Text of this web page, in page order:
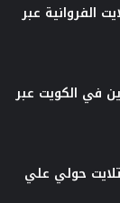
الفروانية عبر
في الكويت عبر
حولي علي